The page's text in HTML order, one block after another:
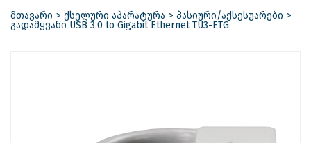
მთავარი ქსელური აპარატურა
პასიური/აქსესუარები
გადამყვანი USB 3.0 to Gigabit Ethernet TU3-ETG